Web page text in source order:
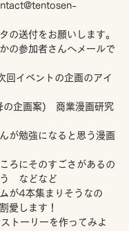
をお願いします。
の参加者さんへメールで
イベントの企画のアイ
案)　商業漫画研究
強になると思う漫画
そのすごさがあるの
　などなど
4本集まりそうなの
愛します！
ーリーを作ってみよ